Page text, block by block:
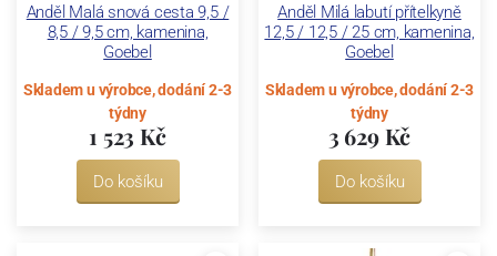
Anděl Malá snová cesta 9,5 /
8,5 / 9,5 cm, kamenina,
Goebel
Skladem u výrobce, dodání 2-3
týdny
1 523 Kč
Do košíku
Anděl Milá labutí přítelkyně
12,5 / 12,5 / 25 cm, kamenina,
Goebel
Skladem u výrobce, dodání 2-3
týdny
3 629 Kč
Do košíku